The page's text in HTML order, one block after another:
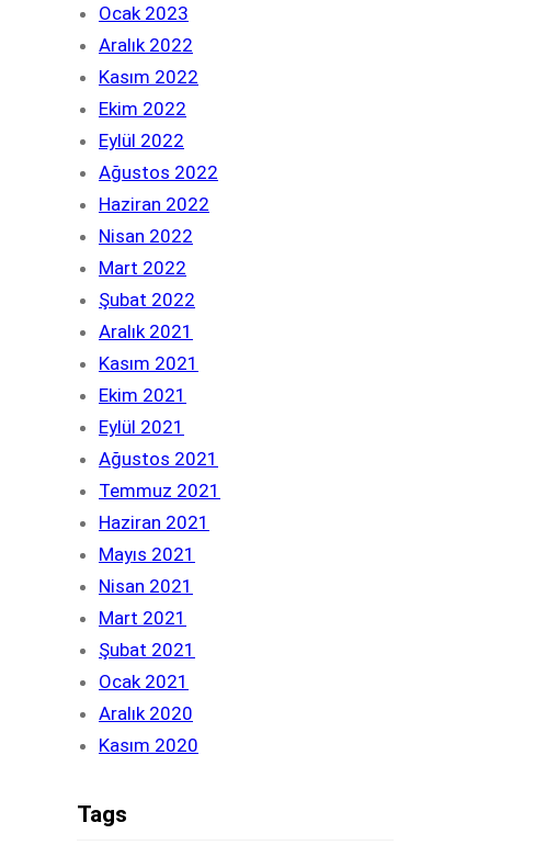
Ocak 2023
Aralık 2022
Kasım 2022
Ekim 2022
Eylül 2022
Ağustos 2022
Haziran 2022
Nisan 2022
Mart 2022
Şubat 2022
Aralık 2021
Kasım 2021
Ekim 2021
Eylül 2021
Ağustos 2021
Temmuz 2021
Haziran 2021
Mayıs 2021
Nisan 2021
Mart 2021
Şubat 2021
Ocak 2021
Aralık 2020
Kasım 2020
Tags